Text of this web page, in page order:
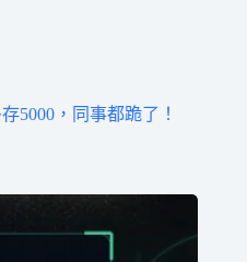
5000，同事都跪了！